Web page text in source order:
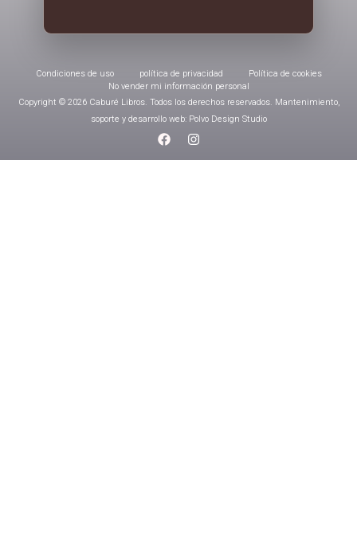
Condiciones de uso política de privacidad
Política de cookies
No vender mi información personal
Copyright © 2026 Caburé Libros. Todos los derechos reservados. Mantenimiento,
soporte y desarrollo web: Polvo Design Studio